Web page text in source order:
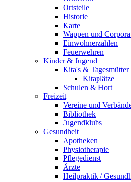
Ortsteile
Historie
Karte
Wappen und
Einwohnerzahlen
Feuerwehren
Kinder & Jugend
Kita's & Tagesmütter
Kitaplätze
Schulen & Hort
Freizeit
Vereine und
Bibliothek
Jugendklubs
Gesundheit
Apotheken
Physiotherapie
Pflegedienst
Ärzte
Heilpraktik /